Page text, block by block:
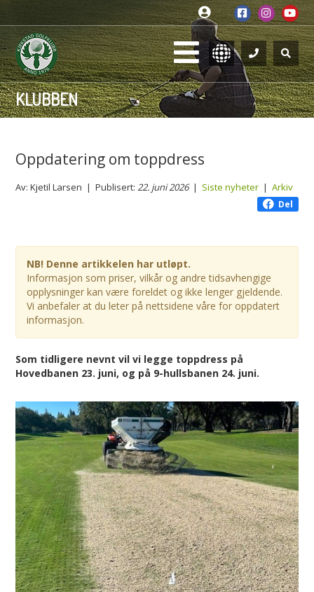
KLUBBEN
Oppdatering om toppdress
Av: Kjetil Larsen | Publisert:22. juni 2026| Siste nyheter |Arkiv
Del
NB! Denne artikkelen har utløpt.
Informasjon som priser, vilkår og andre tidsavhengige
opplysninger kan være foreldet og ikke lenger gjeldende.
Vi anbefaler at du leter på nettsidene våre for oppdatert
informasjon.
Som tidligere nevnt vil vi legge toppdress på
Hovedbanen 23. juni, og på 9-hullsbanen 24. juni.